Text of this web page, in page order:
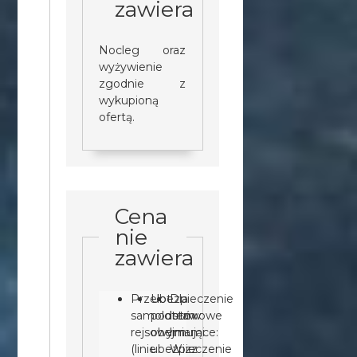
zawiera
Nocleg oraz
wyżywienie
zgodnie z
wykupioną
ofertą.
Cena
nie
zawiera
Przelot
samolotem
rejsowym
(linie
Ubezpieczenie
podstawowe
obejmujące:
ubezpieczenie
Dla
lotów
liniami
Wizz